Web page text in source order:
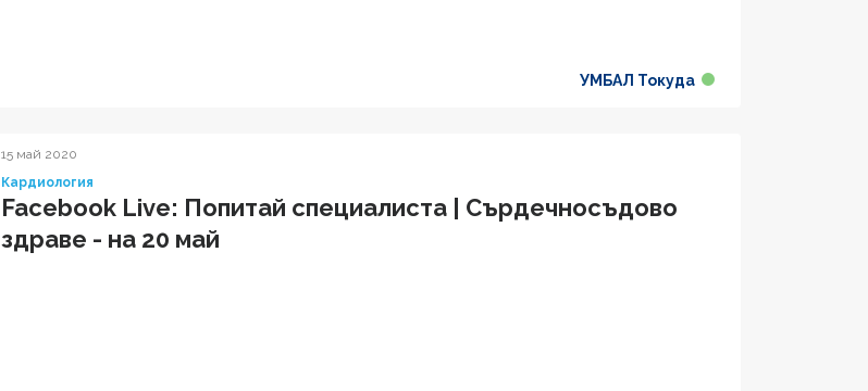
УМБАЛ Токуда
15 май 2020
Кардиология
Facebook Live: Попитай специалиста | Сърдечносъдово
здраве - на 20 май